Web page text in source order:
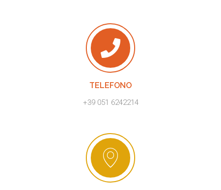
TELEFONO
+39 051 6242214